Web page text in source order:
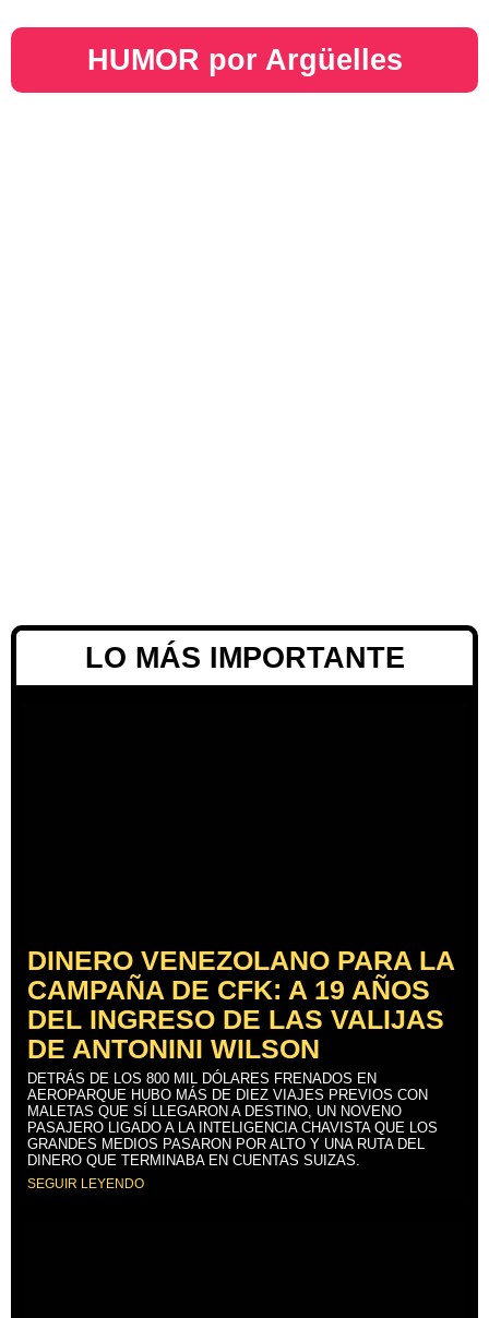
HUMOR por Argüelles​
LO MÁS IMPORTANTE
DINERO VENEZOLANO PARA LA
CAMPAÑA DE CFK: A 19 AÑOS
DEL INGRESO DE LAS VALIJAS
DE ANTONINI WILSON
DETRÁS DE LOS 800 MIL DÓLARES FRENADOS EN
AEROPARQUE HUBO MÁS DE DIEZ VIAJES PREVIOS CON
MALETAS QUE SÍ LLEGARON A DESTINO, UN NOVENO
PASAJERO LIGADO A LA INTELIGENCIA CHAVISTA QUE LOS
GRANDES MEDIOS PASARON POR ALTO Y UNA RUTA DEL
DINERO QUE TERMINABA EN CUENTAS SUIZAS.
SEGUIR LEYENDO